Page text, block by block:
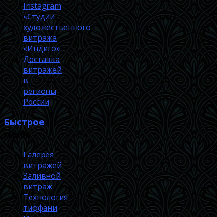
Instagram
«Студии
художественного
витража
«Индиго»
Доставка
витражей
в
регионы
России
Быстрое
меню
Галерея
витражей
Заливной
витраж
Технология
тиффани